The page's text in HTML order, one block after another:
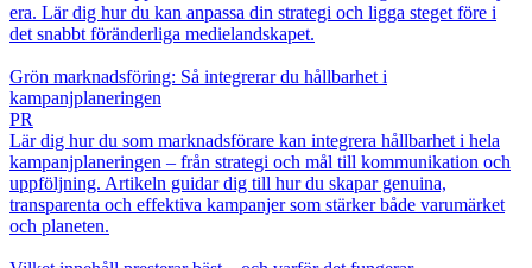
era. Lär dig hur du kan anpassa din strategi och ligga steget före i
det snabbt föränderliga medielandskapet.
Grön marknadsföring: Så integrerar du hållbarhet i
kampanjplaneringen
PR
Lär dig hur du som marknadsförare kan integrera hållbarhet i hela
kampanjplaneringen – från strategi och mål till kommunikation och
uppföljning. Artikeln guidar dig till hur du skapar genuina,
transparenta och effektiva kampanjer som stärker både varumärket
och planeten.